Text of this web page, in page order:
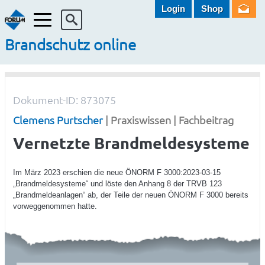
Menü
Brandschutz online
Login Shop
Dokument-ID: 873075
Clemens Purtscher| Praxiswissen | Fachbeitrag
Vernetzte Brandmeldesysteme
Im März 2023 erschien die neue ÖNORM F 3000:2023-03-15
„Brandmeldesysteme“ und löste den Anhang 8 der TRVB 123
„Brandmeldeanlagen“ ab, der Teile der neuen ÖNORM F 3000 bereits
vorweggenommen hatte.